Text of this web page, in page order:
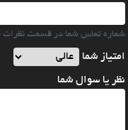
شماره تماس شما در قسمت نظرات
امتیاز شما
نظر یا سوال شما